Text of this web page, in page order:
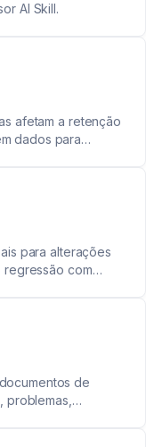
AI Skill.
afetam a retenção
dados para
para alterações
regressão com
de